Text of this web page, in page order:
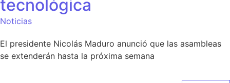
tecnológica
Noticias
El presidente Nicolás Maduro anunció que las asambleas
se extenderán hasta la próxima semana